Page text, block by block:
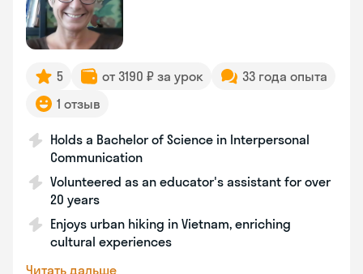
5 от 3190 ₽ за урок
33 года опыта
1 отзыв
Holds a Bachelor of Science in Interpersonal
Communication
Volunteered as an educator's assistant for over
20 years
Enjoys urban hiking in Vietnam, enriching
cultural experiences
Читать дальше